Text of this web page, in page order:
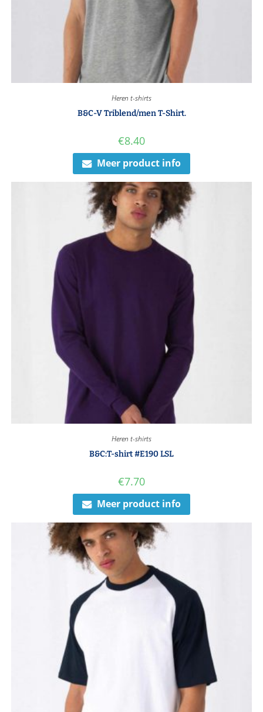
Heren t-shirts
B&C-V Triblend/men T-Shirt.
€8.40
Meer product info
Heren t-shirts
B&C:T-shirt #E190 LSL
€7.70
Meer product info